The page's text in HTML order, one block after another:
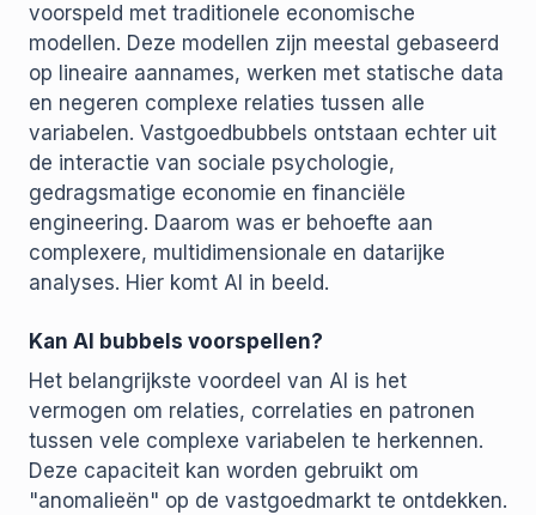
voorspeld met traditionele economische
modellen. Deze modellen zijn meestal gebaseerd
op lineaire aannames, werken met statische data
en negeren complexe relaties tussen alle
variabelen. Vastgoedbubbels ontstaan echter uit
de interactie van sociale psychologie,
gedragsmatige economie en financiële
engineering. Daarom was er behoefte aan
complexere, multidimensionale en datarijke
analyses. Hier komt AI in beeld.
Kan AI bubbels voorspellen?
Het belangrijkste voordeel van AI is het
vermogen om relaties, correlaties en patronen
tussen vele complexe variabelen te herkennen.
Deze capaciteit kan worden gebruikt om
"anomalieën" op de vastgoedmarkt te ontdekken.